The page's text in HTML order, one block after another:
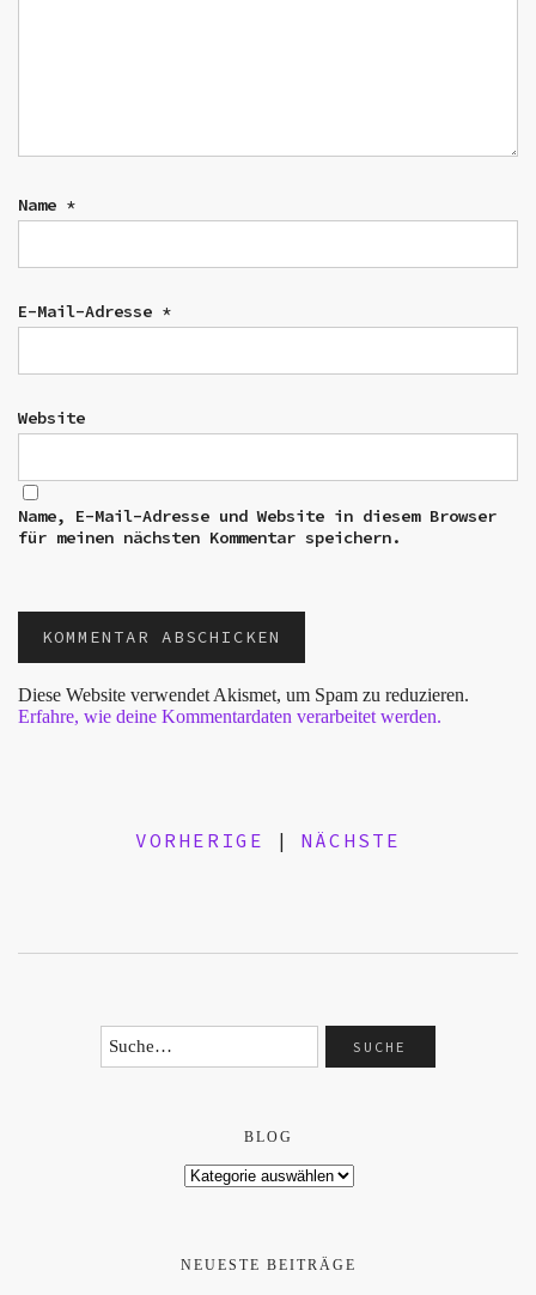
Name *
E-Mail-Adresse *
Website
Name, E-Mail-Adresse und Website in diesem Browser
für meinen nächsten Kommentar speichern.
Diese Website verwendet Akismet, um Spam zu reduzieren.
Erfahre, wie deine Kommentardaten verarbeitet werden.
VORHERIGE | NÄCHSTE
BLOG
NEUESTE BEITRÄGE